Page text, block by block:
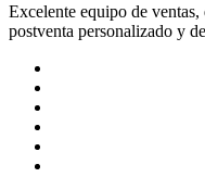
Excelente equipo de
postventa personalizado y